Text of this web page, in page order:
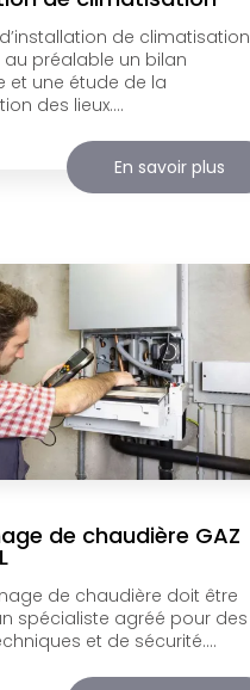
de climatisation
au préalable un bilan
et une étude de la
des lieux....
En savoir plus
de chaudière GAZ
de chaudière doit être
spécialiste agréé pour des
et de sécurité....